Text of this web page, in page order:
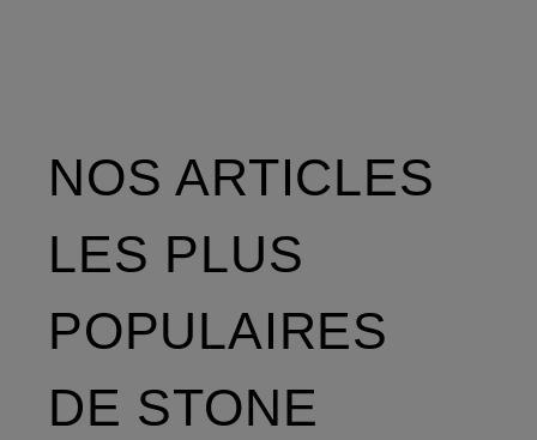
NOS ARTICLES
LES PLUS
POPULAIRES
DE STONE